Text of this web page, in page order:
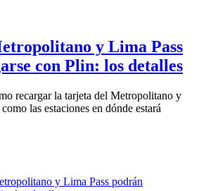
y Lima Pass
con Plin: los detalles
recargar la tarjeta del Metropolitano y
las estaciones en dónde estará